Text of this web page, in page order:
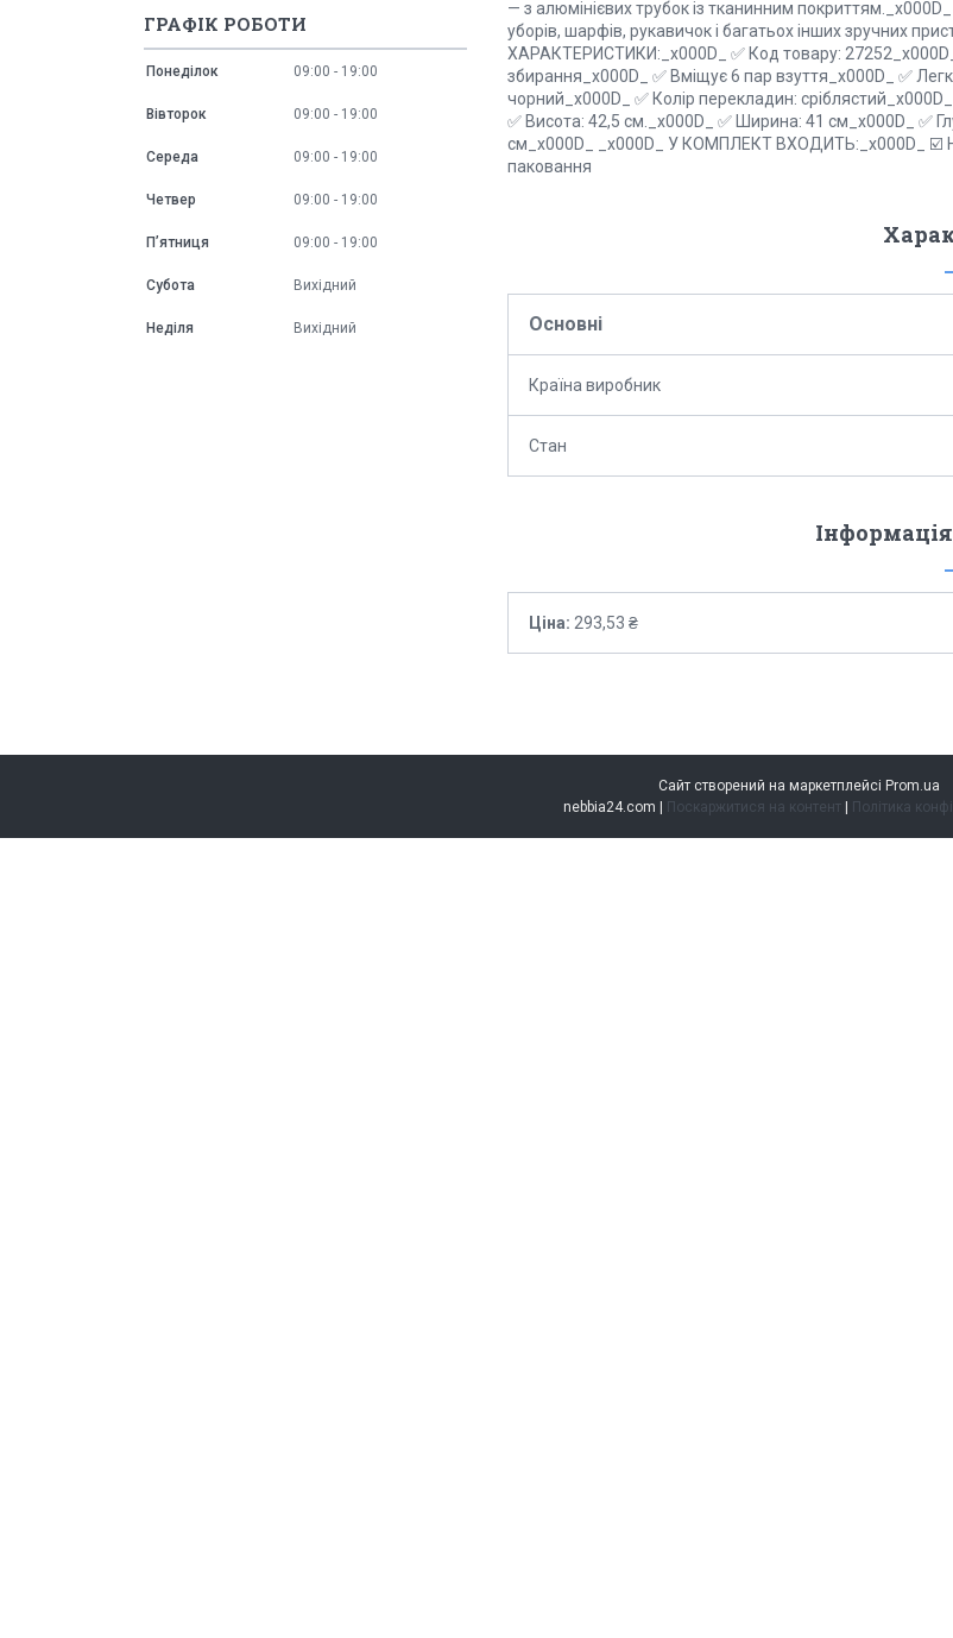
— з алюмінієвих трубок із тканинним
уборів, шарфів, рукавичок і багатьох інших зручних
ХАРАКТЕРИСТИКИ:_x000D_ ✅ Код товару:
збирання_x000D_ ✅ Вміщує 6 пар взуття_x000D_ ✅
чорний_x000D_ ✅ Колір перекладин:
✅ Висота: 42,5 см._x000D_ ✅ Ширина: 41 см_x000D_ ✅
см_x000D_ _x000D_ У КОМПЛЕКТ ВХОДИТЬ:_x000D_ ☑️
паковання
Основні
Країна виробник
Стан
Ціна: 293,53 ₴
ГРАФІК РОБОТИ
Понеділок 09:00 19:00
Вівторок 09:00 19:00
Середа 09:00 19:00
Четвер 09:00 19:00
Пʼятниця 09:00 19:00
Субота Вихідний
Неділя Вихідний
Сайт створений на маркетплейсі Prom.ua
Поскаржитися на контент Політика